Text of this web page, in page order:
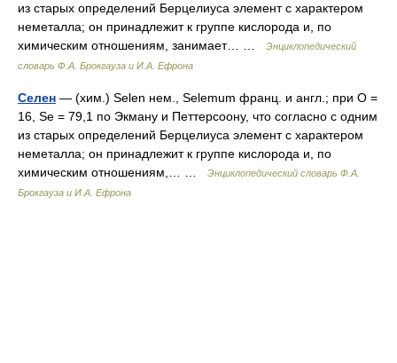
из старых определений Берцелиуса элемент с характером
неметалла; он принадлежит к группе кислорода и, по
химическим отношениям, занимает… …
Энциклопедический
словарь Ф.А. Брокгауза и И.А. Ефрона
Селен — (хим.) Selen нем., Selemum франц. и англ.; при О =
16, Se = 79,1 по Экману и Петтерсоону, что согласно с одним
из старых определений Берцелиуса элемент с характером
неметалла; он принадлежит к группе кислорода и, по
химическим отношениям,… …
Энциклопедический словарь Ф.А.
Брокгауза и И.А. Ефрона